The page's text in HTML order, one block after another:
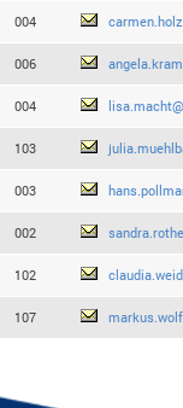
004
006
004
103
003
002
102
107